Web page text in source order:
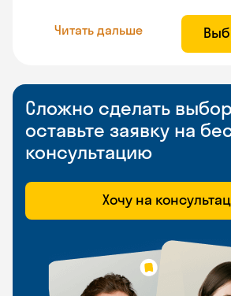
Читать дальше
Сложно сделать
оставьте заявку на
консультацию
Хочу на